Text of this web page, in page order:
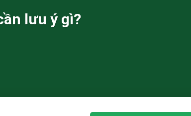
lưu ý gì?